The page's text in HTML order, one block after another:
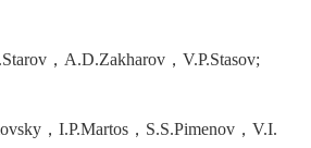
，A.D.Zakharov，V.P.Stasov;
，I.P.Martos，S.S.Pimenov，V.I.